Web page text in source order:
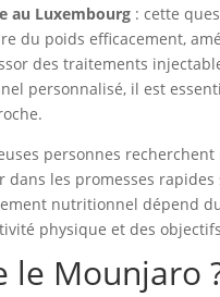
au Luxembourg : cette
du poids efficacement,
des traitements
personnalisé, il est
personnes
dans les promesses
nutritionnel dépend
physique et des
le Mounjaro